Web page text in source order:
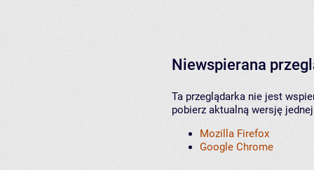
Niewspierana
Ta przeglądarka nie jest
pobierz aktualną wersję
Mozilla Firefox
Google Chrome